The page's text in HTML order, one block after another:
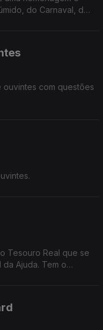
do Carnaval, dos
com questões
Tesouro Real que se
Ajuda. Tem o